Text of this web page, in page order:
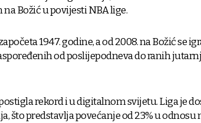
Božić u povijesti NBA lige.
1947. godine, a od 2008. na Božić se
od poslijepodneva do ranih
rekord i u digitalnom svijetu. Liga je
što predstavlja povećanje od 23% u odnosu